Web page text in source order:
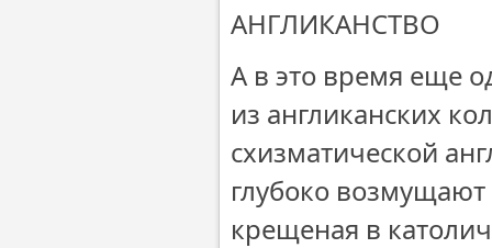
АНГЛИКАНСТВО
А в это время еще
из англиканских
схизматической
глубоко
крещеная в